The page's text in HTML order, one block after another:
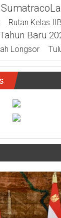
Rutan Kelas
Baru
Longsor